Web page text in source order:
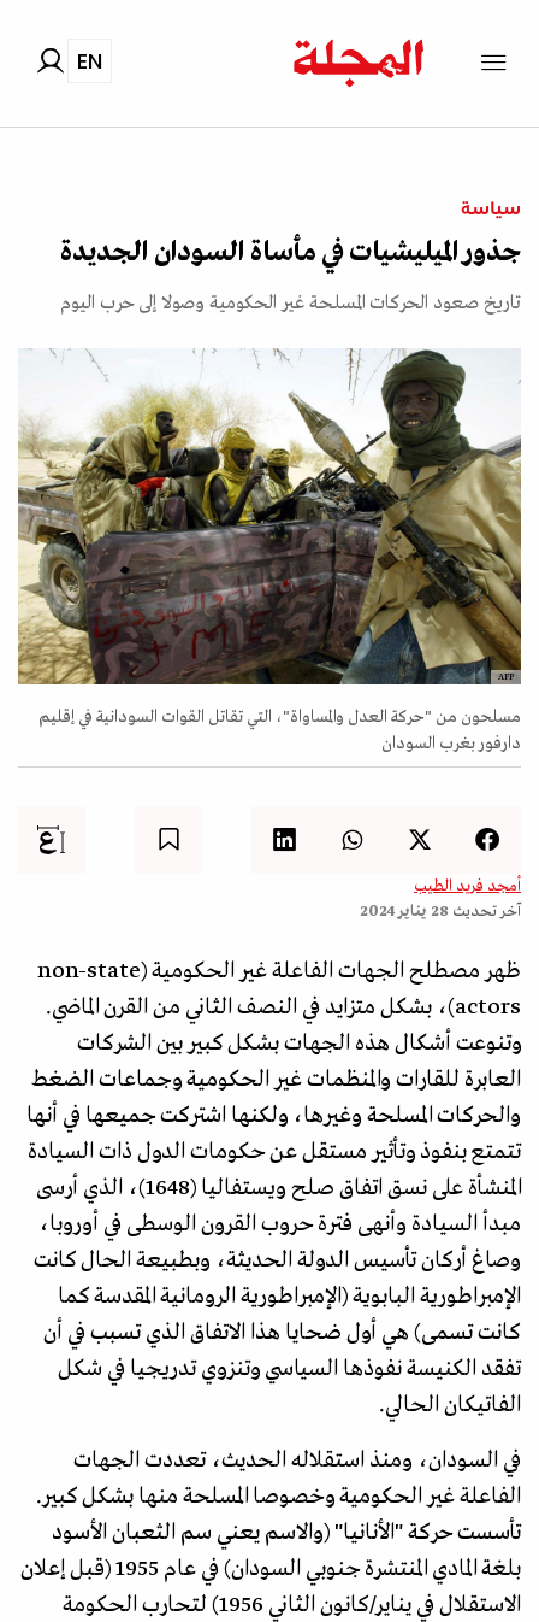
EN
سياسة
جذور الميليشيات في مأساة السودان الجديدة
تاريخ صعود الحركات المسلحة غير الحكومية وصولا إلى حرب اليوم
AFP
مسلحون من "حركة العدل والمساواة"، التي تقاتل القوات السودانية في إقليم
دارفور بغرب السودان
أمجد فريد الطيب
آخر تحديث 28 يناير 2024
ظهر مصطلح الجهات الفاعلة غير الحكومية (non-state
actors)، بشكل متزايد في النصف الثاني من القرن الماضي.
وتنوعت أشكال هذه الجهات بشكل كبير بين الشركات
العابرة للقارات والمنظمات غير الحكومية وجماعات الضغط
والحركات المسلحة وغيرها، ولكنها اشتركت جميعها في أنها
تتمتع بنفوذ وتأثير مستقل عن حكومات الدول ذات السيادة
المنشأة على نسق اتفاق صلح ويستفاليا (1648)، الذي أرسى
مبدأ السيادة وأنهى فترة حروب القرون الوسطى في أوروبا،
وصاغ أركان تأسيس الدولة الحديثة، وبطبيعة الحال كانت
الإمبراطورية البابوية (الإمبراطورية الرومانية المقدسة كما
كانت تسمى) هي أول ضحايا هذا الاتفاق الذي تسبب في أن
تفقد الكنيسة نفوذها السياسي وتنزوي تدريجيا في شكل
الفاتيكان الحالي.
في السودان، ومنذ استقلاله الحديث، تعددت الجهات
الفاعلة غير الحكومية وخصوصا المسلحة منها بشكل كبير.
تأسست حركة "الأنانيا" (والاسم يعني سم الثعبان الأسود
بلغة المادي المنتشرة جنوبي السودان) في عام 1955 (قبل إعلان
الاستقلال في يناير/كانون الثاني 1956) لتحارب الحكومة